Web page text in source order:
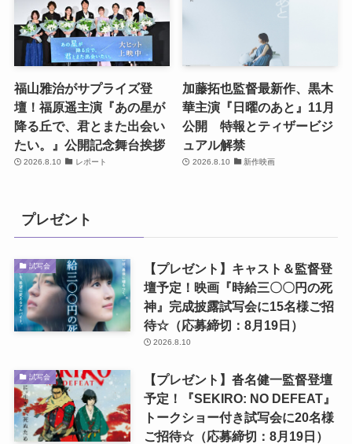
福山雅治がサプライズ登
壇！福原遥主演『あの星が
降る丘で、君とまた出会い
たい。』公開記念舞台挨拶
2026.8.10 レポート
加藤拓也監督最新作、黒木
華主演『日曜のあと』11月
公開 特報とティザービジ
ュアル解禁
2026.8.10 新作映画
プレゼント
試写会
【プレゼント】キャスト＆監督登
壇予定！映画『時給三〇〇円の死
神』完成披露試写会に15名様ご招
待☆（応募締切：8月19日）
2026.8.10
試写会
【プレゼント】沓名健一監督登壇
予定！『SEKIRO: NO DEFEAT』
トークショー付き試写会に20名様
ご招待☆（応募締切：8月19日）